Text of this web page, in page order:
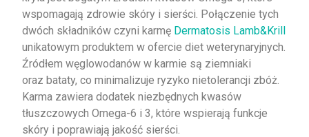
wspomagają zdrowie skóry i sierści. Połączenie tych
dwóch składników czyni karmę Dermatosis Lamb&Krill
unikatowym produktem w ofercie diet weterynaryjnych.
Źródłem węglowodanów w karmie są ziemniaki
oraz bataty, co minimalizuje ryzyko nietolerancji zbóż.
Karma zawiera dodatek niezbędnych kwasów
tłuszczowych Omega-6 i 3, które wspierają funkcje
skóry i poprawiają jakość sierści.